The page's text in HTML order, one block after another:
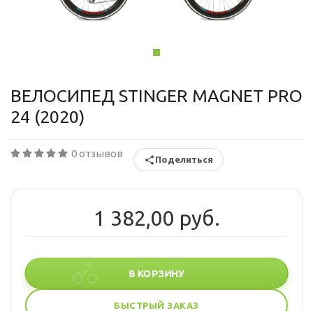
ВЕЛОСИПЕД STINGER MAGNET PRO
24 (2020)
0 отзывов Поделиться
1 382,00 руб.
В КОРЗИНУ
БЫСТРЫЙ ЗАКАЗ